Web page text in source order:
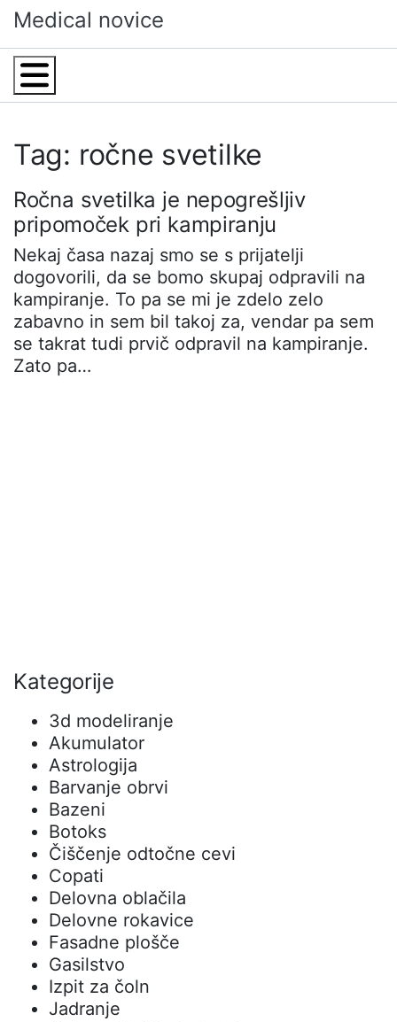
Skip
to
content
Medical novice
Menu
Tag: ročne svetilke
Ročna svetilka je nepogrešljiv
pripomoček pri kampiranju
Nekaj časa nazaj smo se s prijatelji
dogovorili, da se bomo skupaj odpravili na
kampiranje. To pa se mi je zdelo zelo
zabavno in sem bil takoj za, vendar pa sem
se takrat tudi prvič odpravil na kampiranje.
Zato pa…
Kategorije
3d modeliranje
Akumulator
Astrologija
Barvanje obrvi
Bazeni
Botoks
Čiščenje odtočne cevi
Copati
Delovna oblačila
Delovne rokavice
Fasadne plošče
Gasilstvo
Izpit za čoln
Jadranje